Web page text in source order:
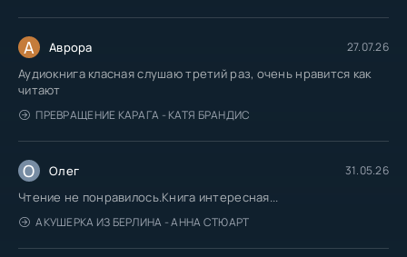
А Аврора 27.07.26
Аудиокнига класная слушаю третий раз, очень нравится как
читают
ПРЕВРАЩЕНИЕ КАРАГА - КАТЯ БРАНДИС
О Олег 31.05.26
Чтение не понравилось.Книга интересная...
АКУШЕРКА ИЗ БЕРЛИНА - АННА СТЮАРТ